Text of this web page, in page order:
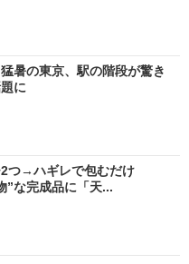
暑の東京、駅の階段が驚き
に
つ→ハギレで包むだけ
完成品に「天...